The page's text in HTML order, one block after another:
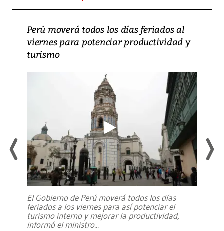
Perú moverá todos los días feriados al
viernes para potenciar productividad y
turismo
El Gobierno de Perú moverá todos los días
feriados a los viernes para así potenciar el
turismo interno y mejorar la productividad,
informó el ministro...